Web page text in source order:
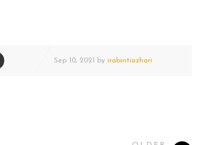
Sep 10, 2021 by irabintiazhari